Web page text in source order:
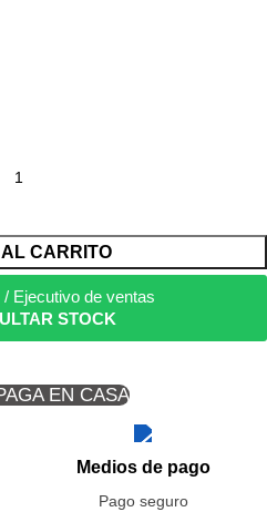
CARRITO
/ Ejecutivo de ventas
STOCK
EN CASA
Medios de pago
Pago seguro